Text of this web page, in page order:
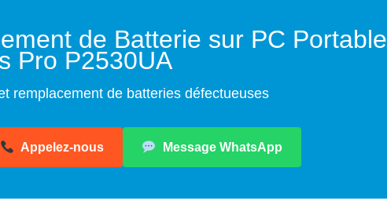
de Batterie sur PC Portable
Pro P2530UA
remplacement de batteries défectueuses
Appelez-nous Message WhatsApp